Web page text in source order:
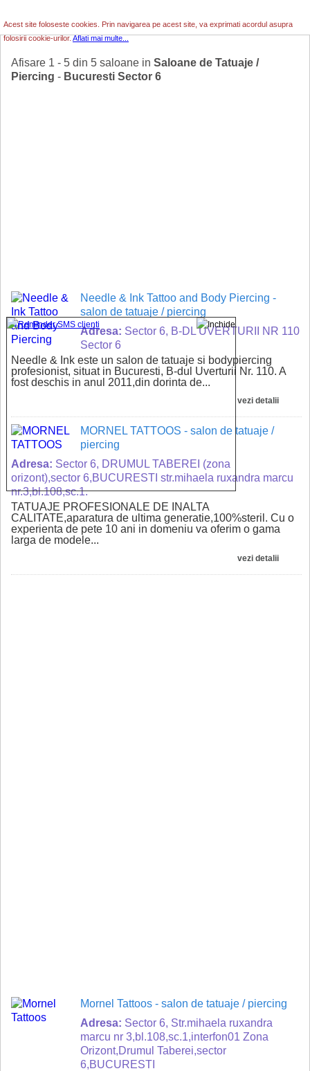
Acest site foloseste cookies. Prin navigarea pe acest site, va exprimati acordul asupra
folosirii cookie-urilor.Aflati mai multe...
Afisare 1 - 5 din 5 saloane in Saloane de Tatuaje /
Piercing - Bucuresti Sector 6
Needle & Ink Tattoo and Body Piercing -
salon de tatuaje / piercing
Adresa: Sector 6, B-DL UVERTURII NR 110
Sector 6
Needle & Ink este un salon de tatuaje si bodypiercing
profesionist, situat in Bucuresti, B-dul Uverturii Nr. 110. A
fost deschis in anul 2011,din dorinta de...
vezi detalii
MORNEL TATTOOS - salon de tatuaje /
piercing
Adresa: Sector 6, DRUMUL TABEREI (zona
orizont),sector 6,BUCURESTI str.mihaela ruxandra marcu
nr.3,bl.108,sc.1.
TATUAJE PROFESIONALE DE INALTA
CALITATE,aparatura de ultima generatie,100%steril. Cu o
experienta de pete 10 ani in domeniu va oferim o gama
larga de modele...
vezi detalii
Mornel Tattoos - salon de tatuaje / piercing
Adresa: Sector 6, Str.mihaela ruxandra
marcu nr 3,bl.108,sc.1,interfon01 Zona
Orizont,Drumul Taberei,sector
6,BUCURESTI